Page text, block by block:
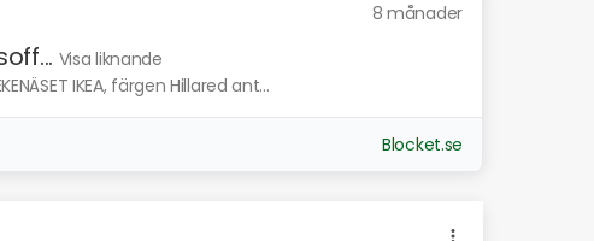
8 månader
Visa liknande
IKEA, färgen Hillared ant...
Blocket.se